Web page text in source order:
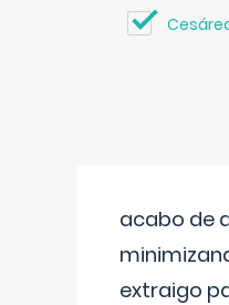
acabo de
extraigo